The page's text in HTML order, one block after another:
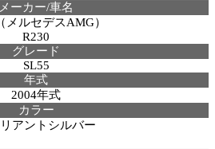
メーカー/車名
メルセデスAMG）
R230
グレード
SL55
年式
2004年式
カラー
アントシルバー